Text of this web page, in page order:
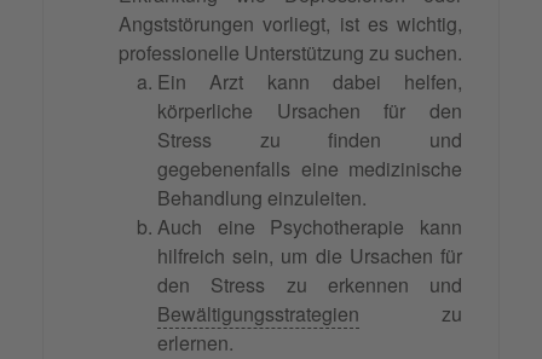
Angststörungen vorliegt, ist es wichtig,
professionelle Unterstützung zu suchen.
Ein Arzt kann dabei helfen,
körperliche Ursachen für den
Stress zu finden und
gegebenenfalls eine medizinische
Behandlung einzuleiten.
Auch eine Psychotherapie kann
hilfreich sein, um die Ursachen für
den Stress zu erkennen und
Bewältigungsstrategien zu
erlernen.